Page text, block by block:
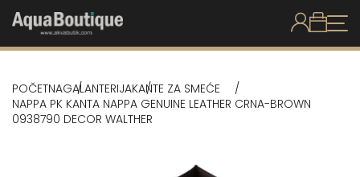
POČETNAGALANTERIJAKANTE ZA SMEĆE
NAPPA PK KANTA NAPPA GENUINE LEATHER CRNA-BROWN
0938790 DECOR WALTHER